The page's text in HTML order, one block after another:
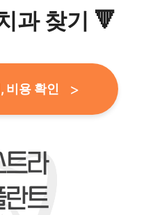
과 찾기 🔻
비용 확인